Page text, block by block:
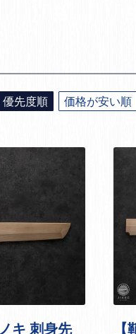
優先度順 価格が安い順
キ 刺身先